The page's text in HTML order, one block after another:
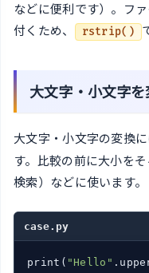
などに便利です）。フ
付くため、
rstrip()
大文字・小文字
大文字・小文字の変換
す。比較の前に大小を
検索）などに使います。
case.py
print( "Hello"